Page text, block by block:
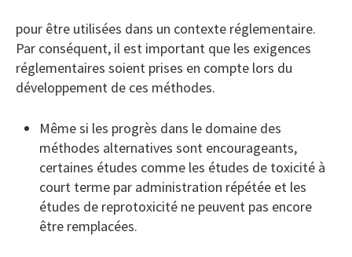
pour être utilisées dans un contexte réglementaire.
Par conséquent, il est important que les exigences
réglementaires soient prises en compte lors du
développement de ces méthodes.
Même si les progrès dans le domaine des
méthodes alternatives sont encourageants,
certaines études comme les études de toxicité à
court terme par administration répétée et les
études de reprotoxicité ne peuvent pas encore
être remplacées.